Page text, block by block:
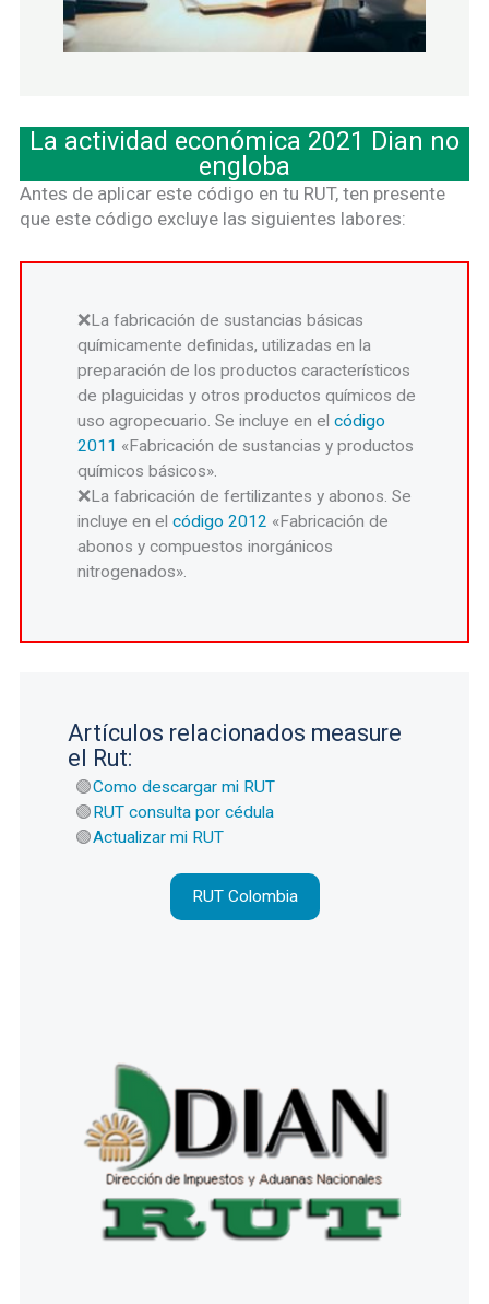
La actividad económica 2021 Dian no
engloba
Antes de aplicar este código en tu RUT, ten presente
que este código excluye las siguientes labores:
La fabricación de sustancias básicas
químicamente definidas, utilizadas en la
preparación de los productos característicos
de plaguicidas y otros productos químicos de
uso agropecuario. Se incluye en elcódigo
2011 «Fabricación de sustancias y productos
químicos básicos».
La fabricación de fertilizantes y abonos. Se
incluye en elcódigo 2012 «Fabricación de
abonos y compuestos inorgánicos
nitrogenados».
Artículos relacionados measure
el Rut:
Como descargar mi RUT
RUT consulta por cédula
Actualizar mi RUT
RUT Colombia